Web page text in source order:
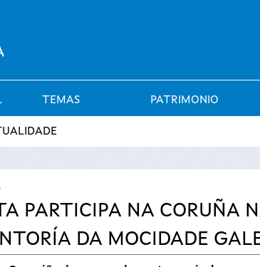
TEMAS PATRIMONIO
PARTICIPA NA CORUÑA
DA MOCIDADE